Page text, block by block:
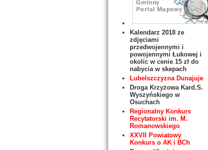
Kalendarz 2018 ze
zdjęciami
przedwojennymi i
powojennymi Łukowej i
okolic w cenie 15 zł do
nabycia w skepach
Lubelszczyzna Dunajuje
Droga Krzyżowa Kard.S.
Wyszyńskiego w
Osuchach
Regionalny Konkurs
Recytatorski im. M.
Romanowskiego
XXVII Powiatowy
Konkurs o AK i BCh